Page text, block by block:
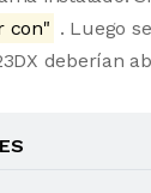
con" . Luego
deberían